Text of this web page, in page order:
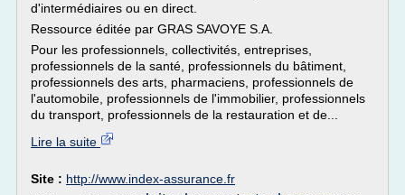
d'intermédiaires ou en direct.
Ressource éditée par GRAS SAVOYE S.A.
Pour les professionnels, collectivités, entreprises,
professionnels de la santé, professionnels du bâtiment,
professionnels des arts, pharmaciens, professionnels de
l'automobile, professionnels de l'immobilier, professionnels
du transport, professionnels de la restauration et de...
Lire la suite
Site : http://www.index-assurance.fr